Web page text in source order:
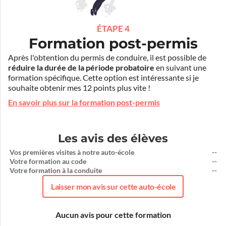
ÉTAPE 4
Formation post-permis
Après l'obtention du permis de conduire, il est possible de
réduire la durée de la période probatoire en suivant une
formation spécifique. Cette option est intéressante si je
souhaite obtenir mes 12 points plus vite !
En savoir plus sur la formation post-permis
Les avis des élèves
Vos premières visites à notre auto-école
Votre formation au code
Votre formation à la conduite
--
--
--
Laisser mon avis sur cette auto-école
Aucun avis pour cette formation